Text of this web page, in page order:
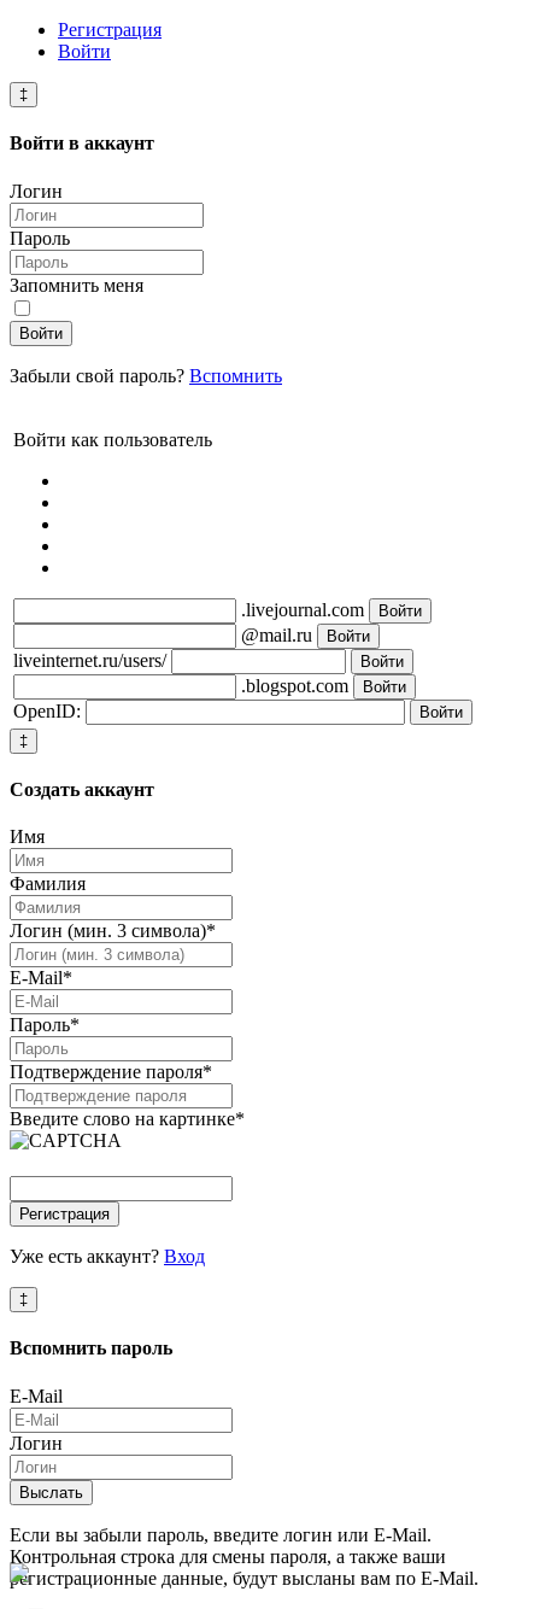
Регистрация
Войти
‡
Войти в аккаунт
Логин
Пароль
Запомнить меня
Войти
Забыли свой пароль? Вспомнить
Войти как пользователь
.livejournal.com
@mail.ru
liveinternet.ru/users/
.blogspot.com
OpenID:
‡
Создать аккаунт
Имя
Фамилия
Логин (мин. 3 символа)*
E-Mail*
Пароль*
Подтверждение пароля*
Введите слово на картинке*
Регистрация
Уже есть аккаунт? Вход
‡
Вспомнить пароль
E-Mail
Логин
Выслать
Если вы забыли пароль, введите логин или E-Mail.
Контрольная строка для смены пароля, а также ваши
регистрационные данные, будут высланы вам по E-Mail.